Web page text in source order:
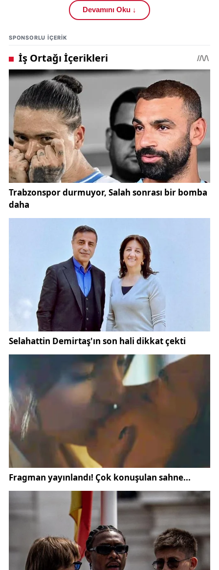
edilince durum yetkililere bildirildi.
Uzmanların da sıklıkla dikkat çektiği üzere, kış
aylarının ardından ani sıcaklık artışları heyelan riskini
artırıyor. Kayaören köyünde yaşanan bu olayda da
kar sularının erimesiyle toprak doygun hale geldi ve
zemin tutunma gücünü kaybetti. Bu durum, özellikle
eğimli arazilerde toprak kaymalarının yaşanmasına
neden oldu. Bölge halkı, daha önce benzer küçük
çaplı kaymaların yaşandığını ancak bu kez
hareketliliğin daha belirgin olduğunu ifade etti.
Toprakta meydana gelen hareketliliği fark eden köy
sakinleri, vakit kaybetmeden 112 Acil Çağrı
Merkezine ihbarda bulundu. Yapılan ihbarın ardından
bölgeye İl Afet ve Acil Durum Müdürlüğü (AFAD)
ekipleri sevk edildi. Ekipler, olayın meydana geldiği
alanda güvenlik önlemleri alarak detaylı inceleme
başlattı. Olası yeni kaymaların önüne geçmek
amacıyla riskli alanlara girişler kontrollü hale getirildi.
Heyelan ihbarının ardından Koyulhisar İlçe
Kaymakamı Muhammed Hasan Kukuş da bölgeye
gelerek çalışmaları yerinde takip etti. Kaymakam
Kukuş, AFAD ekiplerinden ve diğer kurumlardan
olayın seyri hakkında bilgi aldı. Yapılan ilk
zarar vermediği ve herhangi bir can ya da mal
kaybının yaşanmadığı belirlendi.
Olay sonrası ilgili tüm kurumlar koordinasyon
içerisinde hareket ederek gerekli tedbirleri aldı.
Bölgedeki zemin yapısı detaylı şekilde incelenirken,
yeni bir heyelan riskine karşı gözlem çalışmalarının
sürdürüleceği bildirildi. Ayrıca vatandaşların
güvenliği için gerekli görülen noktalarda önleyici
uygulamaların devreye alınacağı ifade edildi. Süreç,
başta Sivas Valiliği olmak üzere ilgili resmi
kurumların koordinasyonunda takip ediliyor.
Yetkililer, özellikle mevsim geçişlerinde heyelan
riskinin arttığına dikkat çekerek, benzer bölgelerde
yaşayan vatandaşların daha dikkatli olmaları
Devamını Oku ↓
SPONSORLU IÇERIK